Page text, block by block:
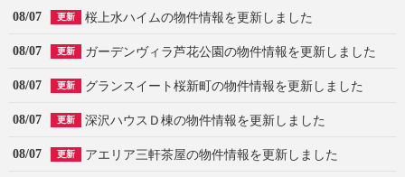
08/07 更新 桜上水ハイムの物件情報を更新しました
08/07 更新 ガーデンヴィラ芦花公園の物件情報を更新しました
08/07 更新 グランスイート桜新町の物件情報を更新しました
08/07 更新 深沢ハウスＤ棟の物件情報を更新しました
08/07 更新 アエリア三軒茶屋の物件情報を更新しました